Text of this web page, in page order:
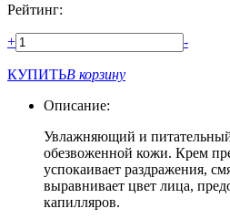
Рейтинг:
+ -
КУПИТЬВ корзину
Описание:
Увлажняющий и
обезвоженной кожи. Крем
успокаивает раздражения,
выравнивает цвет лица,
капилляров.